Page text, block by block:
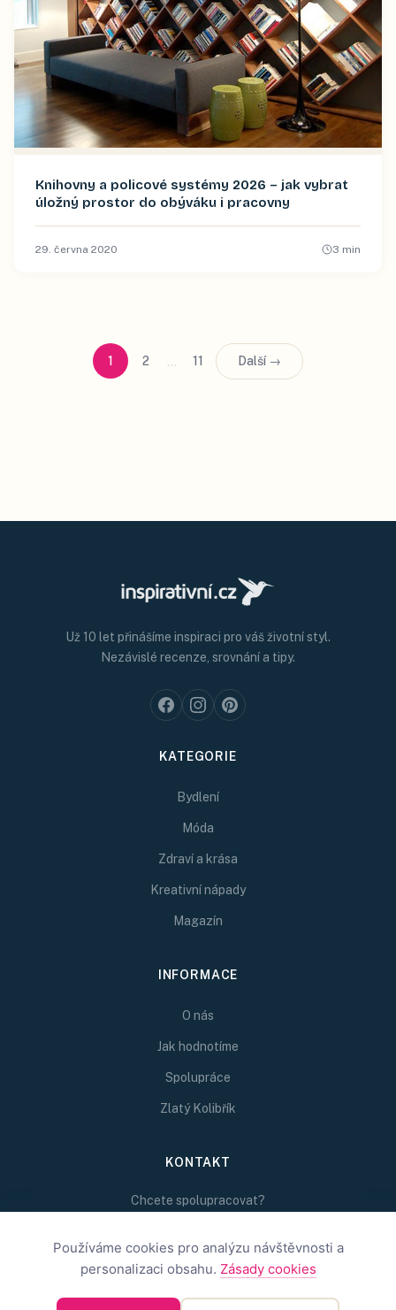
Knihovny a policové systémy 2026 – jak vybrat
úložný prostor do obýváku i pracovny
29. června 2020 3 min
1 2 … 11 Další →
Už 10 let přinášíme inspiraci pro váš životní styl.
Nezávislé recenze, srovnání a tipy.
KATEGORIE
Bydlení
Móda
Zdraví a krása
Kreativní nápady
Magazín
INFORMACE
O nás
Jak hodnotíme
Spolupráce
Zlatý Kolibřík
KONTAKT
Chcete spolupracovat?
redakce@inspirativni.cz
Používáme cookies pro analýzu návštěvnosti a
personalizaci obsahu. Zásady cookies